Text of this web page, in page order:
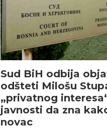
Sud BiH odbija
odšteti Milošu
„privatnog
javnosti da zna
novac